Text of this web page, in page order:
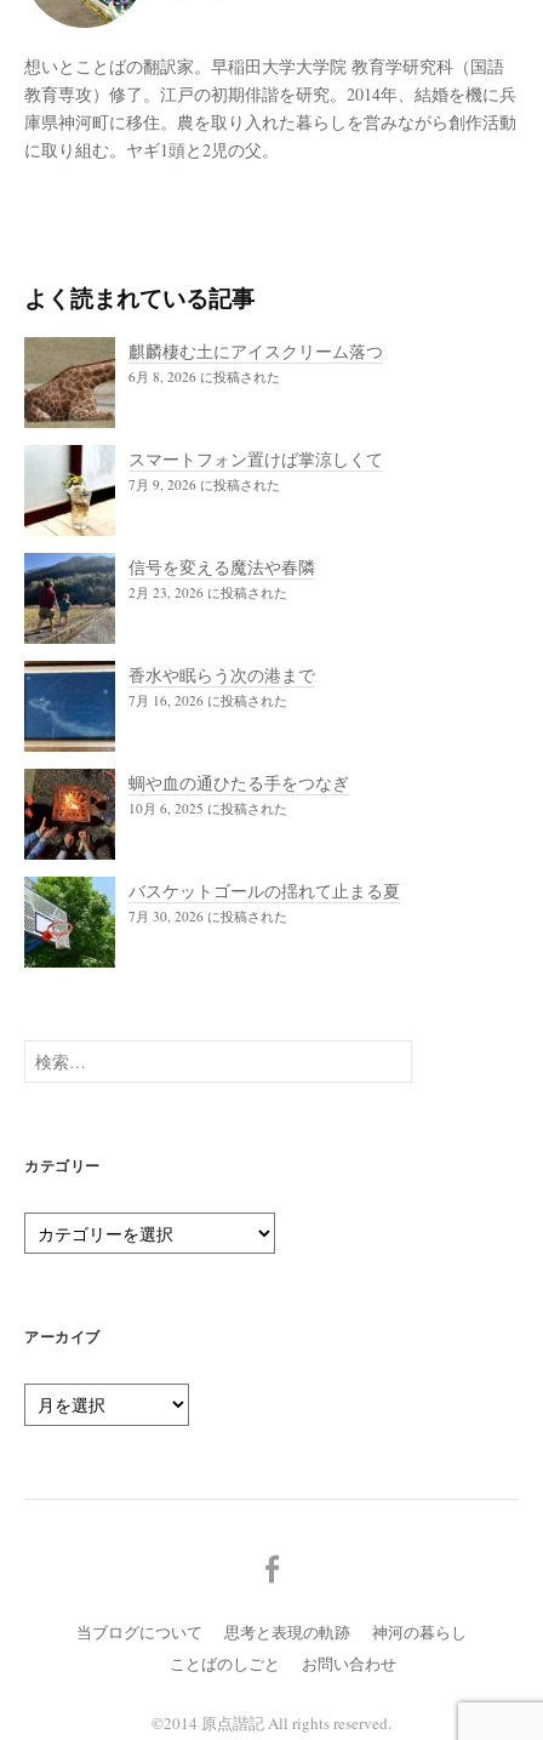
想いとことばの翻訳家。早稲田大学大学院 教育学研究科（国語
教育専攻）修了。江戸の初期俳諧を研究。2014年、結婚を機に兵
庫県神河町に移住。農を取り入れた暮らしを営みながら創作活動
に取り組む。ヤギ1頭と2児の父。
よく読まれている記事
麒麟棲む土にアイスクリーム落つ
6月 8, 2026 に投稿された
スマートフォン置けば掌涼しくて
7月 9, 2026 に投稿された
信号を変える魔法や春隣
2月 23, 2026 に投稿された
香水や眠らう次の港まで
7月 16, 2026 に投稿された
蜩や血の通ひたる手をつなぎ
10月 6, 2025 に投稿された
バスケットゴールの揺れて止まる夏
7月 30, 2026 に投稿された
検
索:
カテゴリー
テ
ー
アーカイブ
ー
ュ
当ブログについて 思考と表現の軌跡
神河の暮らし
ことばのしごと
お問い合わせ
©️2014 原点諧記 All rights reserved.